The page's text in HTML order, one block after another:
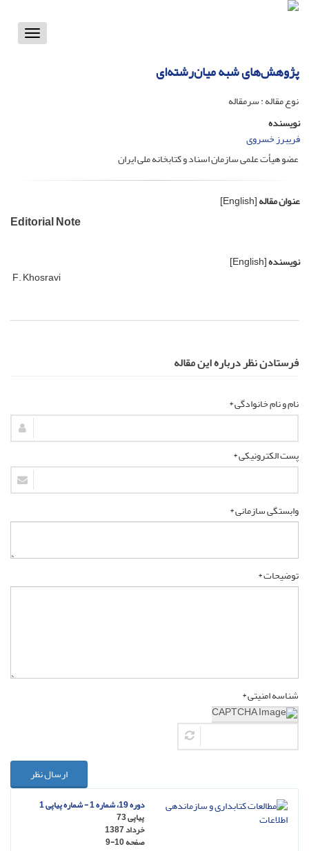
Toggle
پژوهش‌های شبه میان‌رشته‌ای
نوع مقاله : سرمقاله
نویسنده
فریبرز خسروی
عضو هیأت علمی سازمان اسناد و کتابخانه ملی ایران
عنوان مقاله[English]
Editorial Note
نویسنده[English]
F. Khosravi
فرستادن نظر درباره این مقاله
نام و نام خانوادگی *
پست الکترونیکی *
وابستگی سازمانی *
توضیحات *
شناسه امنیتی *
ارسال نظر
دوره 19، شماره 1 - شماره پیاپی 1
پیاپی 73
خرداد 1387
صفحه9-10